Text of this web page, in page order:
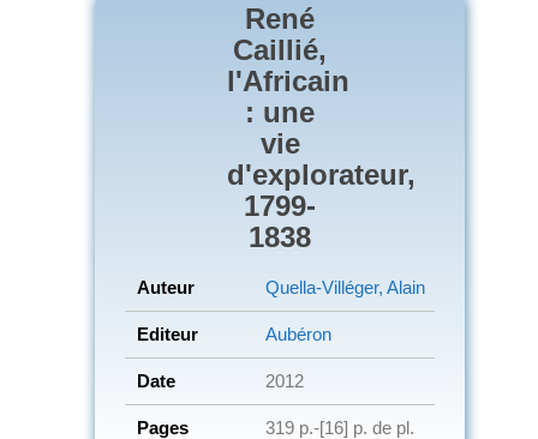
René
Caillié,
l'Africain
: une
vie
d'explorateur,
1799-
1838
Auteur Quella-Villéger, Alain
Editeur Aubéron
Date 2012
Pages 319 p.-[16] p. de pl.